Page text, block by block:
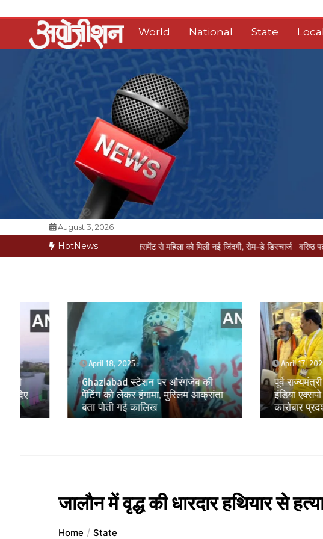
to
content
World National State
Opposition Digital
August 3, 2026
HotNews
मैक्स में नी-रिप्लेसमेंट से महिला को मिली नई जिंदगी, सेम-डे डिस्चार्ज वरिष्ठ पत्रकार मुकेश
April 18, 2025
Ghaziabad स्टेशन पर औरंगजेब की
पेेंटिंग को लेकर हंगामा, मुस्लिम आक्रांता
बता पोती गई कालिख
April 17, 2025
पूर्व राज्यमंत्री सुनील
इंडिया एक्सपो सेंटर में
कारोबार प्रदर्शनी का
जालौन में वृद्ध की धारदार हथियार से
Home State